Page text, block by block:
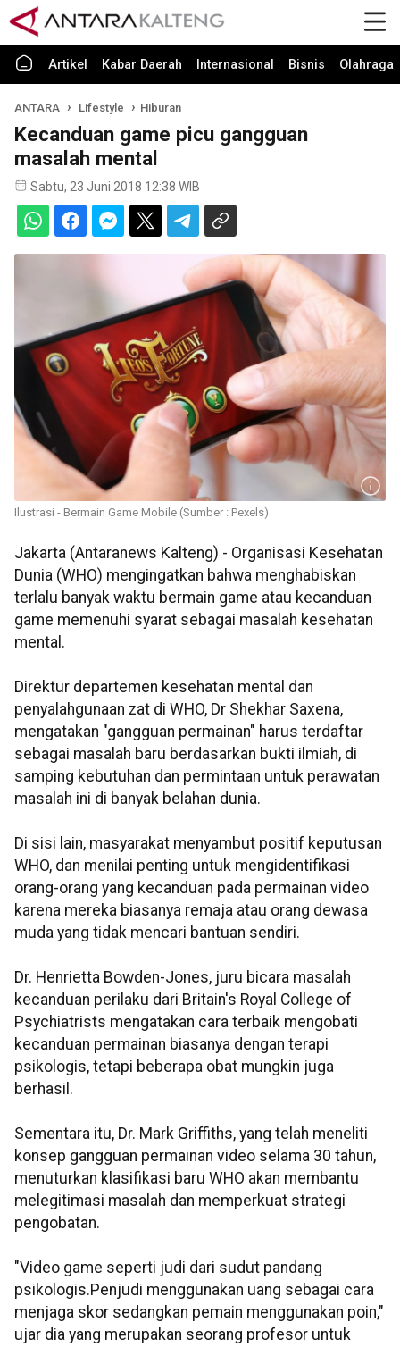
Artikel Kabar Daerah Internasional Bisnis Olahraga
ANTARA Lifestyle Hiburan
Kecanduan game picu gangguan
masalah mental
Sabtu, 23 Juni 2018 12:38 WIB
Ilustrasi - Bermain Game Mobile (Sumber : Pexels)
Jakarta (Antaranews Kalteng) - Organisasi Kesehatan
Dunia (WHO) mengingatkan bahwa menghabiskan
terlalu banyak waktu bermain game atau kecanduan
game memenuhi syarat sebagai masalah kesehatan
mental.
Direktur departemen kesehatan mental dan
penyalahgunaan zat di WHO, Dr Shekhar Saxena,
mengatakan "gangguan permainan" harus terdaftar
sebagai masalah baru berdasarkan bukti ilmiah, di
samping kebutuhan dan permintaan untuk perawatan
masalah ini di banyak belahan dunia.
Di sisi lain, masyarakat menyambut positif keputusan
WHO, dan menilai penting untuk mengidentifikasi
orang-orang yang kecanduan pada permainan video
karena mereka biasanya remaja atau orang dewasa
muda yang tidak mencari bantuan sendiri.
Dr. Henrietta Bowden-Jones, juru bicara masalah
kecanduan perilaku dari Britain's Royal College of
Psychiatrists mengatakan cara terbaik mengobati
kecanduan permainan biasanya dengan terapi
psikologis, tetapi beberapa obat mungkin juga
berhasil.
Sementara itu, Dr. Mark Griffiths, yang telah meneliti
konsep gangguan permainan video selama 30 tahun,
menuturkan klasifikasi baru WHO akan membantu
melegitimasi masalah dan memperkuat strategi
pengobatan.
"Video game seperti judi dari sudut pandang
psikologis.Penjudi menggunakan uang sebagai cara
menjaga skor sedangkan pemain menggunakan poin,"
ujar dia yang merupakan seorang profesor untuk